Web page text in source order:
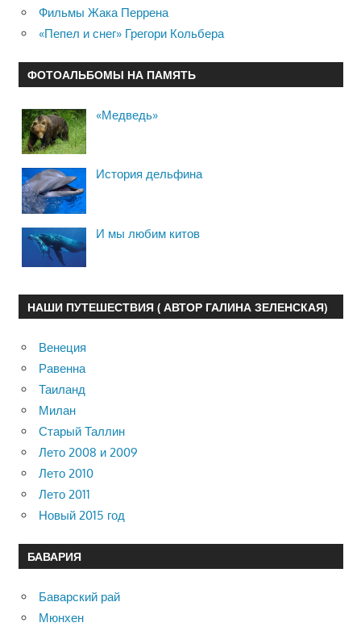
Фильмы Жака Перрена
«Пепел и снег» Грегори Кольбера
ФОТОАЛЬБОМЫ НА ПАМЯТЬ
«Медведь»
История дельфина
И мы любим китов
НАШИ ПУТЕШЕСТВИЯ ( АВТОР ГАЛИНА ЗЕЛЕНСКАЯ)
Венеция
Равенна
Таиланд
Милан
Старый Таллин
Лето 2008 и 2009
Лето 2010
Лето 2011
Новый 2015 год
БАВАРИЯ
Баварский рай
Мюнхен